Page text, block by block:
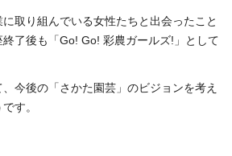
取り組んでいる女性たちと出会ったこと
了後も「Go! Go! 彩農ガールズ!」として
今後の「さかた園芸」のビジョンを考え
す。